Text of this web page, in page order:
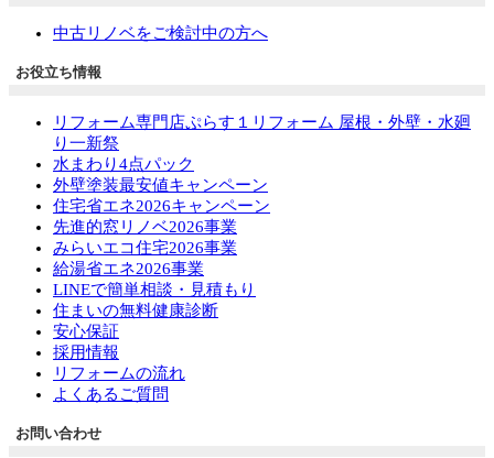
中古リノベをご検討中の方へ
お役立ち情報
リフォーム専門店ぷらす１リフォーム 屋根・外壁・水廻
り一新祭
水まわり4点パック
外壁塗装最安値キャンペーン
住宅省エネ2026キャンペーン
先進的窓リノベ2026事業
みらいエコ住宅2026事業
給湯省エネ2026事業
LINEで簡単相談・見積もり
住まいの無料健康診断
安心保証
採用情報
リフォームの流れ
よくあるご質問
お問い合わせ